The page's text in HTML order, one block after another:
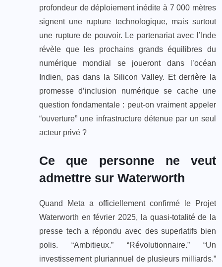
profondeur de déploiement inédite à 7 000 mètres
signent une rupture technologique, mais surtout
une rupture de pouvoir. Le partenariat avec l’Inde
révèle que les prochains grands équilibres du
numérique mondial se joueront dans l’océan
Indien, pas dans la Silicon Valley. Et derrière la
promesse d’inclusion numérique se cache une
question fondamentale : peut-on vraiment appeler
“ouverture” une infrastructure détenue par un seul
acteur privé ?
Ce que personne ne veut
admettre sur Waterworth
Quand Meta a officiellement confirmé le Projet
Waterworth en février 2025, la quasi-totalité de la
presse tech a répondu avec des superlatifs bien
polis. “Ambitieux.” “Révolutionnaire.” “Un
investissement pluriannuel de plusieurs milliards.”